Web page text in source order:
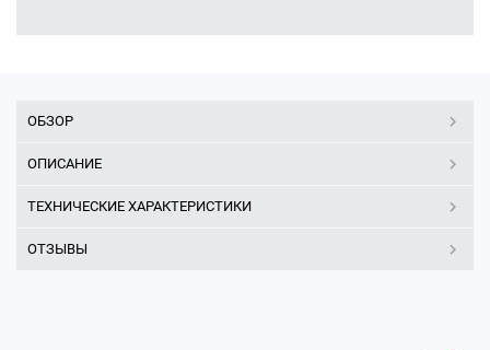
ОБЗОР
ОПИСАНИЕ
ТЕХНИЧЕСКИЕ ХАРАКТЕРИСТИКИ
ОТЗЫВЫ